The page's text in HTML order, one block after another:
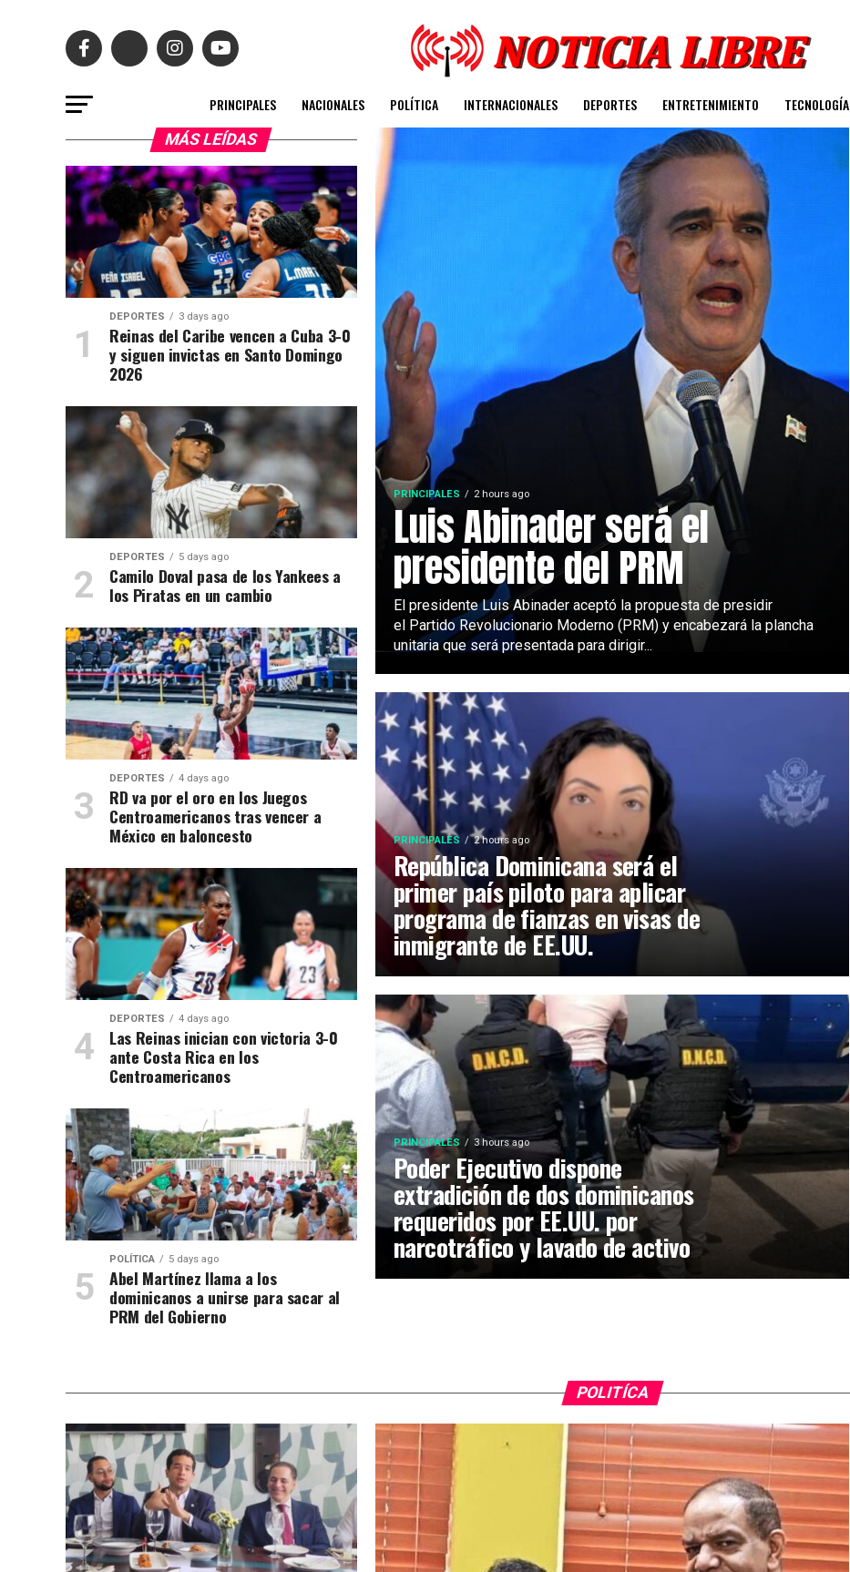
PRINCIPALES NACIONALES POLÍTICA INTERNACIONALES DEPORTES ENTRETENIMIENTO TECNOLOGÍA
PRINCIPALES 2 hours ago
Luis Abinader será el
presidente del PRM
El presidente Luis Abinader aceptó la propuesta de presidir
el Partido Revolucionario Moderno (PRM) y encabezará la plancha
unitaria que será presentada para dirigir...
PRINCIPALES 2 hours ago
República Dominicana será el
primer país piloto para aplicar
programa de fianzas en visas de
inmigrante de EE.UU.
PRINCIPALES 3 hours ago
Poder Ejecutivo dispone
extradición de dos dominicanos
requeridos por EE.UU. por
narcotráfico y lavado de activo
MÁS LEÍDAS
DEPORTES 3 days ago
Reinas del Caribe vencen a Cuba 3-0
y siguen invictas en Santo Domingo
2026
DEPORTES 5 days ago
Camilo Doval pasa de los Yankees a
los Piratas en un cambio
DEPORTES 4 days ago
RD va por el oro en los Juegos
Centroamericanos tras vencer a
México en baloncesto
DEPORTES 4 days ago
Las Reinas inician con victoria 3-0
ante Costa Rica en los
Centroamericanos
POLÍTICA 5 days ago
Abel Martínez llama a los
dominicanos a unirse para sacar al
PRM del Gobierno
POLITÍCA